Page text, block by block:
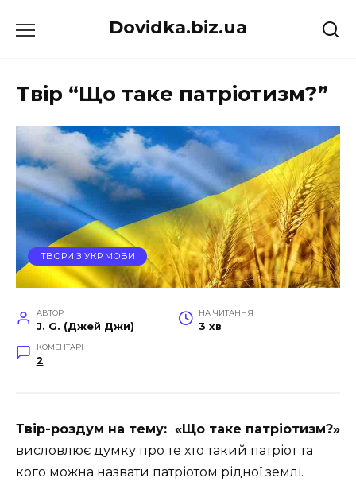
до
Dovidka.biz.ua
Твір “Що таке патріотизм?”
ТВОРИ З УКР МОВИ
АВТОР
J. G. (Джей Джи)
НА ЧИТАННЯ
3 хв
КОМЕНТАРІ
2
Твір-роздум на тему: «Що таке патріотизм?»
висловлює думку про те хто такий патріот та
кого можна назвати патріотом рідної землі.